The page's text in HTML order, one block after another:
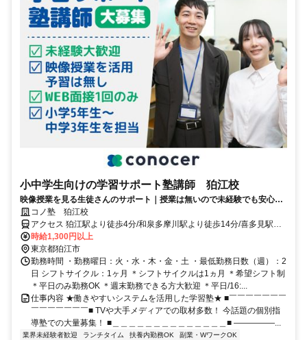
小中学生向けの学習サポート塾講師 狛江校
映像授業を見る生徒さんのサポート｜授業は無いので未経験でも安心｜
WEB面接/1回｜週2日～OK｜履歴書不要｜応募後はフォームに1分で回
答｜1分単位で給与支給｜WワークOK｜私服勤務｜有給休暇あり｜定時
退社
コノ塾 狛江校
アクセス 狛江駅より徒歩4分/和泉多摩川駅より徒歩14分/喜多見駅よ
り徒歩14分
時給1,300円以上
東京都狛江市
勤務時間 ・勤務曜日：火・水・木・金・土 ・最低勤務日数（週）：2
日 シフトサイクル：1ヶ月 ＊シフトサイクルは1ヵ月 ＊希望シフト制
＊平日のみ勤務OK ＊週末勤務できる方大歓迎 ＊平日/16:...
仕事内容 ★働きやすいシステムを活用した学習塾★ ■￣￣￣￣￣￣￣
￣￣￣￣￣￣￣■ TVや大手メディアでの取材多数！ 今話題の個別指
導塾での大量募集！ ■＿＿＿＿＿＿＿＿＿＿＿＿＿＿■ ―――――...
業界未経験者歓迎 ランチタイム 扶養内勤務OK
副業・WワークOK